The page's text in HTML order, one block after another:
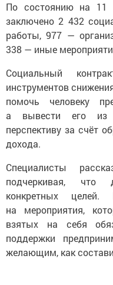
По состоянию на 11
заключено 2 432
работы, 977 —
338 — иные
Социальный
инструментов
помочь человеку
а вывести его из
перспективу за счёт
дохода.
Специалисты
подчеркивая, что
конкретных
на мероприятия,
взятых на себя
поддержки
желающим, как